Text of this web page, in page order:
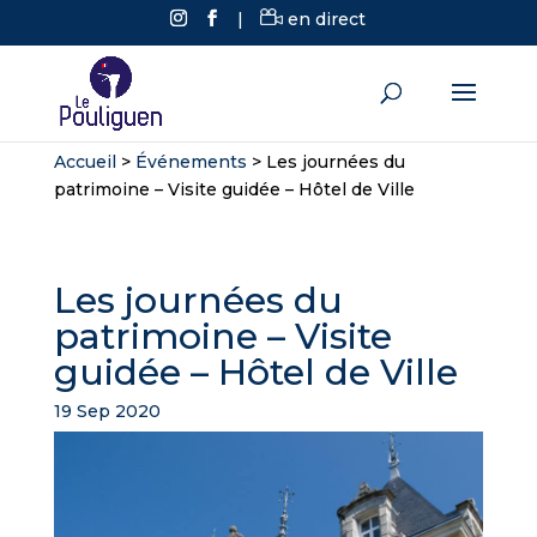
| en direct
Accueil> Événements > Les journées du
patrimoine – Visite guidée – Hôtel de Ville
Les journées du
patrimoine – Visite
guidée – Hôtel de Ville
19 Sep 2020